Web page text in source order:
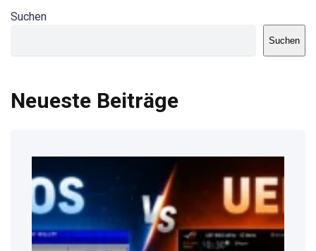
Suchen
Suchen
Neueste Beiträge